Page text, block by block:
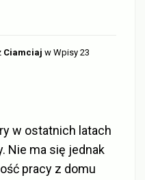
Ciamciaj w Wpisy 23
w ostatnich latach
Nie ma się jednak
pracy z domu